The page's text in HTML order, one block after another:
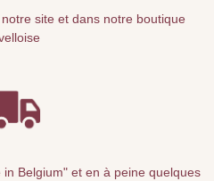
site et dans notre boutique
Belgium" et en à peine quelques